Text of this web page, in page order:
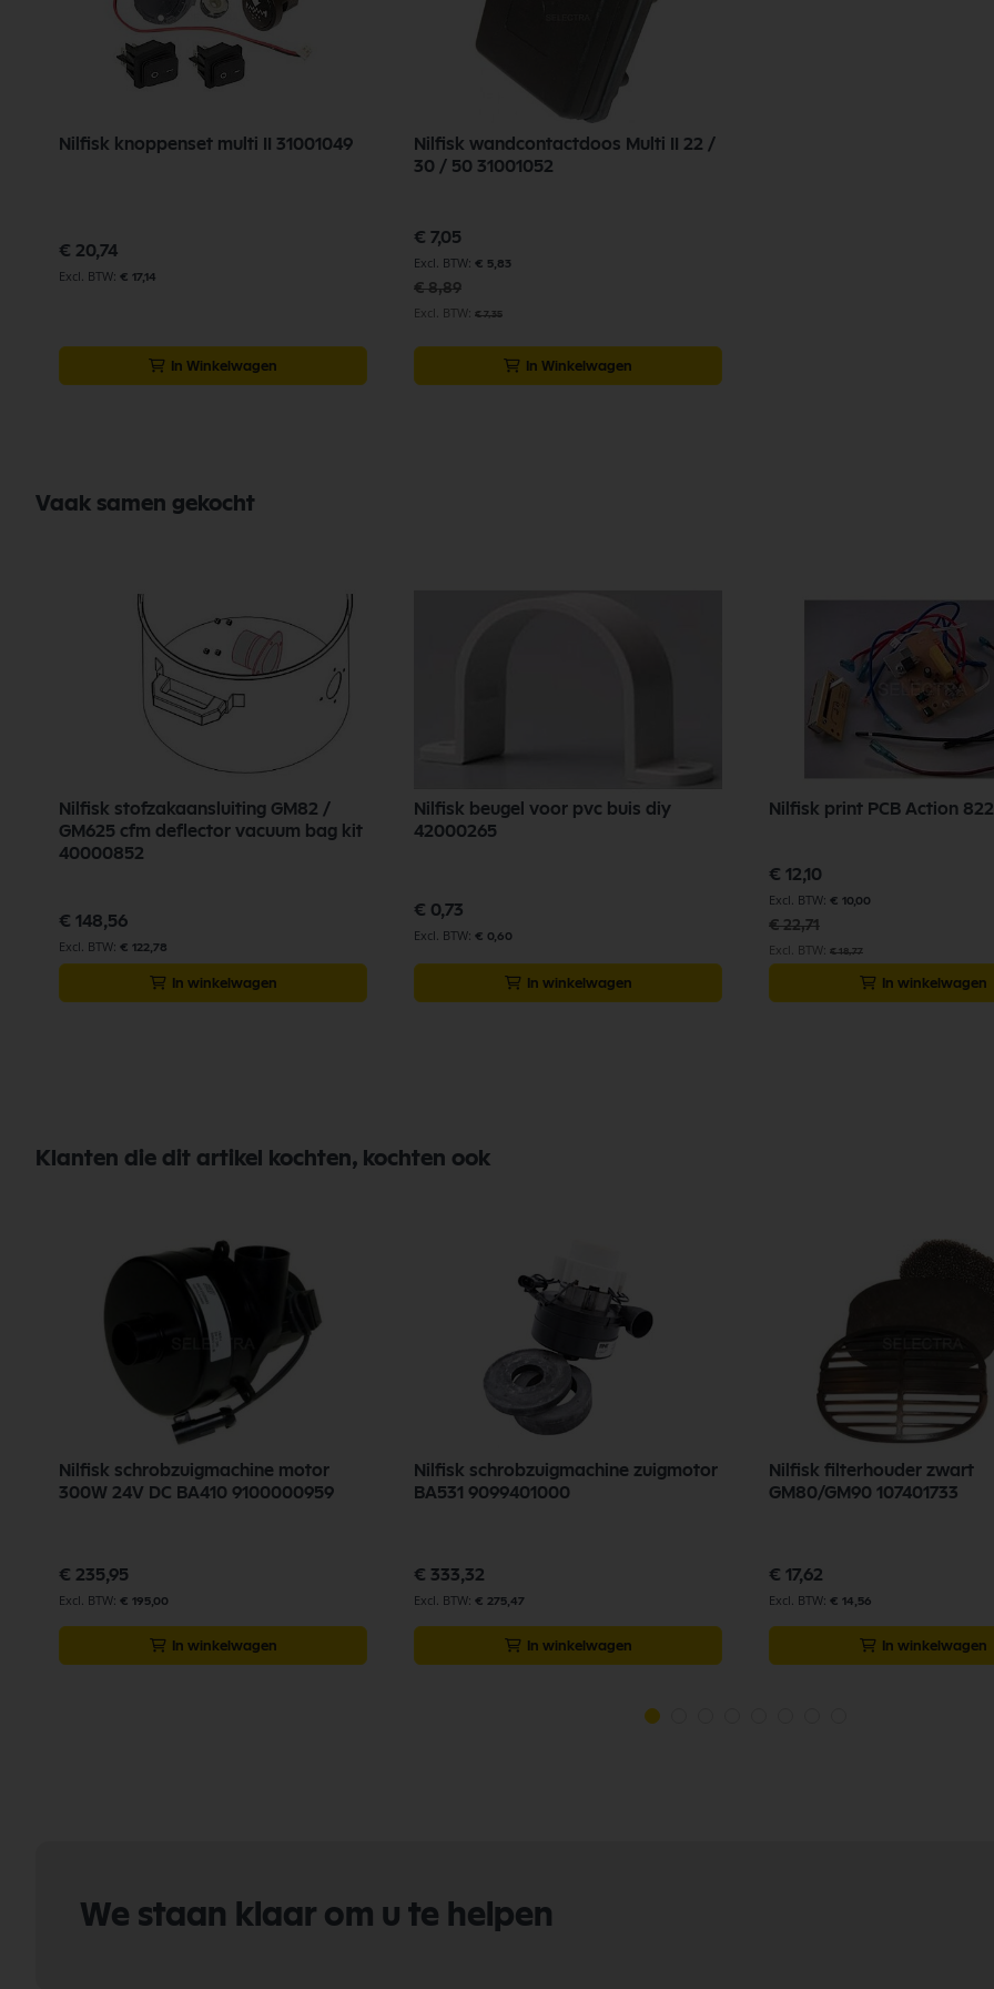
Nilfisk knoppenset multi II 31001049
€ 20,74
€ 17,14
In Winkelwagen
Nilfisk wandcontactdoos Multi II 22 /
30 / 50 31001052
Speciale
prijs
€ 7,05
€ 5,83
€ 8,89
€ 7,35
In Winkelwagen
Vaak samen gekocht
Nilfisk stofzakaansluiting GM82 /
GM625 cfm deflector vacuum bag kit
40000852
€ 148,56
€ 122,78
In winkelwagen
Nilfisk beugel voor pvc buis diy
42000265
€ 0,73
€ 0,60
In winkelwagen
Nilfisk print PCB Action
Speciale
prijs
€ 12,10
€ 10,00
€ 22,71
€ 18,77
In winkelwagen
Klanten die dit artikel kochten, kochten ook
Nilfisk schrobzuigmachine motor
300W 24V DC BA410 9100000959
€ 235,95
€ 195,00
In winkelwagen
Nilfisk schrobzuigmachine zuigmotor
BA531 9099401000
€ 333,32
€ 275,47
In winkelwagen
Nilfisk filterhouder zwart
GM80/GM90 107401733
€ 17,62
€ 14,56
In winkelwagen
We staan klaar om u te helpen